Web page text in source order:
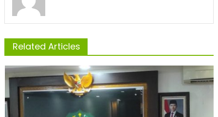
Related Articles